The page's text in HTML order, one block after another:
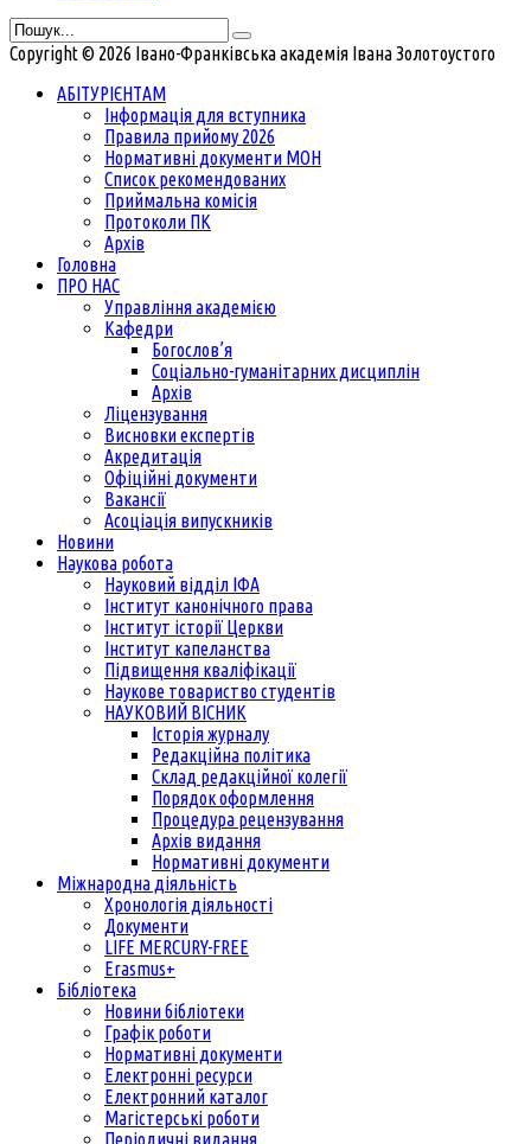
Copyright © 2026 Івано-Франківська академія Івана Золотоустого
АБІТУРІЄНТАМ
Інформація для вступника
Правила прийому 2026
Нормативні документи МОН
Список рекомендованих
Приймальна комісія
Протоколи ПК
Архів
Головна
ПРО НАС
Управління академією
Кафедри
Богослов’я
Соціально-гуманітарних дисциплін
Архів
Ліцензування
Висновки експертів
Акредитація
Офіційні документи
Вакансії
Асоціація випускників
Новини
Наукова робота
Науковий відділ ІФА
Інститут канонічного права
Інститут історії Церкви
Інститут капеланства
Підвищення кваліфікації
Наукове товариство студентів
НАУКОВИЙ ВІСНИК
Історія журналу
Редакційна політика
Склад редакційної колегії
Порядок оформлення
Процедура рецензування
Архів видання
Нормативні документи
Міжнародна діяльність
Хронологія діяльності
Документи
LIFE MERCURY-FREE
Erasmus+
Бібліотека
Новини бібліотеки
Графік роботи
Нормативні документи
Електронні ресурси
Електронний каталог
Магістерські роботи
Періодичні видання